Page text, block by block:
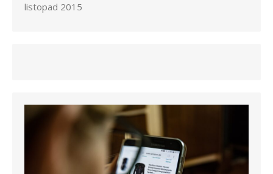
listopad 2015